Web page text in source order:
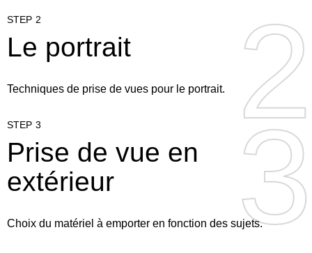
2
2
STEP 2
Le portrait
Techniques de prise de vues pour le portrait.
3
3
STEP 3
Prise de vue en
extérieur
Choix du matériel à emporter en fonction des sujets.